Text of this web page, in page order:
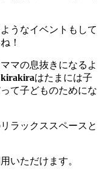
うなイベントもして
！
マの息抜きになるよ
はたまには子
て子どものためにな
ラックススペースと
いただけます。